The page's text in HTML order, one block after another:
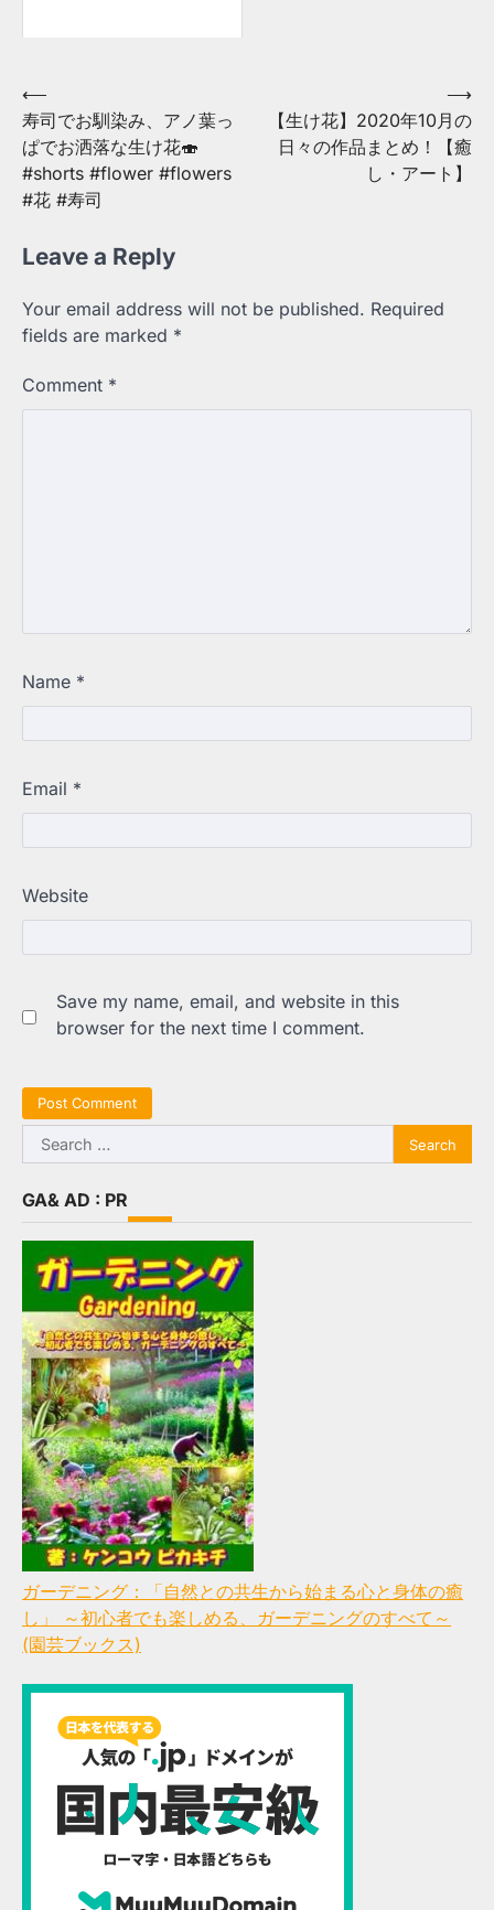
Post
navigation
⟵
寿司でお馴染み、アノ葉っ
ぱでお洒落な生け花🍣
#shorts #flower #flowers
#花 #寿司
【生け花】2020年10月の
日々の作品まとめ！【癒
し・アート】
⟶
Leave a Reply
Your email address will not be published. Required
fields are marked *
Comment *
Name *
Email *
Website
Save my name, email, and website in this
browser for the next time I comment.
Search
for:
GA& AD : PR
ガーデニング：「自然との共生から始まる心と身体の癒
し」 ～初心者でも楽しめる、ガーデニングのすべて～
(園芸ブックス)